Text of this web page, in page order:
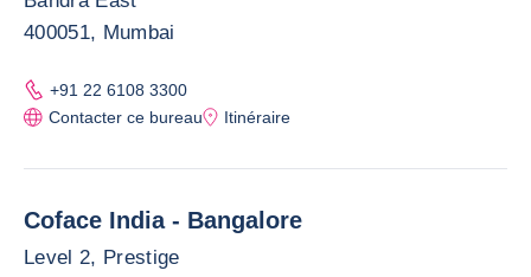
400051, Mumbai
+91 22 6108 3300
Contacter ce bureau
Itinéraire
Coface India - Bangalore
Level 2, Prestige